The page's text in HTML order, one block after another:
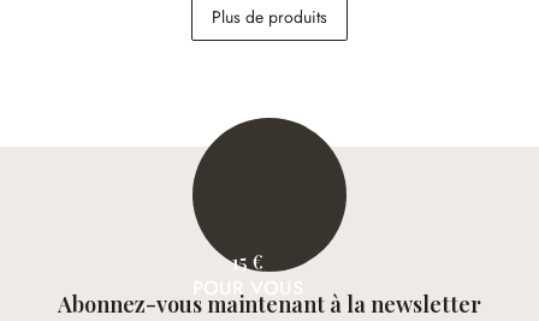
Plus de produits
15 €
POUR VOUS
Abonnez-vous maintenant à la newsletter